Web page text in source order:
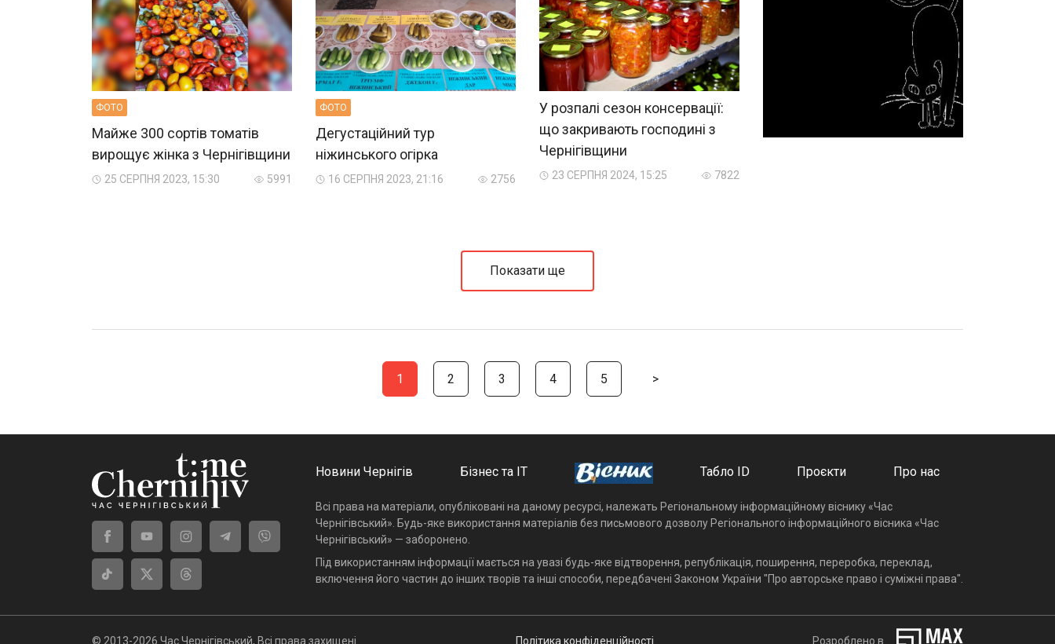
ФОТО
Майже 300 сортів томатів
вирощує жінка з Чернігівщини
25 СЕРПНЯ 2023, 15:30 5991
ФОТО
Дегустаційний тур
ніжинського огірка
16 СЕРПНЯ 2023, 21:16 2756
У розпалі сезон консервації:
що закривають господині з
Чернігівщини
23 СЕРПНЯ 2024, 15:25 7822
Показати ще
1 2 3 4 5 >
Новини Чернігів Бізнес та ІТ Табло ID Проєкти Про нас
Всі права на матеріали, опубліковані на даному ресурсі, належать Регіональному інформаційному віснику «Час
Чернігівський». Будь-яке використання матеріалів без письмового дозволу Регіонального інформаційного вісника «Час
Чернігівський» — заборонено.
Під використанням інформації мається на увазі будь-яке відтворення, републікація, поширення, переробка, переклад,
включення його частин до інших творів та інші способи, передбачені Законом України "Про авторське право і суміжні права".
© 2013-2026 Час Чернігівський, Всі права захищені Політика конфіденційності Розроблено в